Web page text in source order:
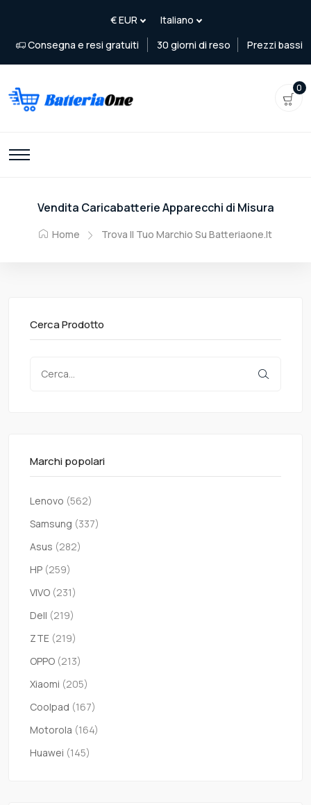
Consegna e resi gratuiti 30 giorni di reso Prezzi bassi
0
Vendita Caricabatterie Apparecchi di Misura
Home Trova Il Tuo Marchio Su Batteriaone.it
Cerca Prodotto
Marchi popolari
Lenovo (562)
Samsung (337)
Asus (282)
HP (259)
VIVO (231)
Dell (219)
ZTE (219)
OPPO (213)
Xiaomi (205)
Coolpad (167)
Motorola (164)
Huawei (145)